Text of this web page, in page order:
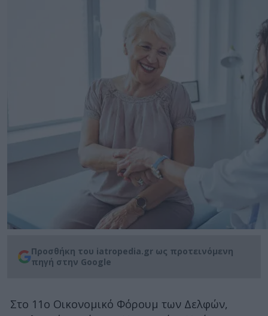
Προσθήκη του iatropedia.gr ως προτεινόμενη
πηγή στην Google
Στο 11ο Οικονομικό Φόρουμ των Δελφών,